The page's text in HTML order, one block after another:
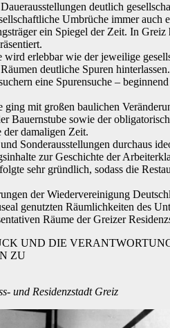
deutlich
Umbrüche immer
ein Spiegel der Zeit. In
wird erlebbar wie der jeweilige
deutliche Spuren hinterlassen.
eine Spurensuche –
mit großen baulichen
Bauernstube sowie der
damaligen Zeit.
Sonderausstellungen durchaus
zur Geschichte der
sehr gründlich, sodass die
der Wiedervereinigung
genutzten Räumlichkeiten des
Räume der Greizer
UND DIE
ZU
und Residenzstadt Greiz